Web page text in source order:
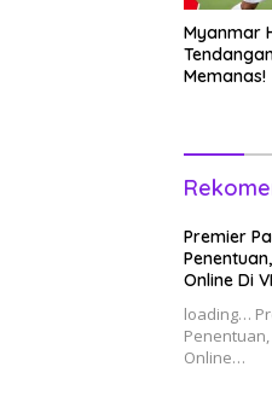
Myanmar
Memanas!
Premier
Online Di
loading…
Online…